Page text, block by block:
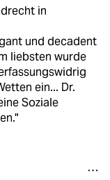
in
und decadent
liebsten wurde
ein... Dr.
Soziale